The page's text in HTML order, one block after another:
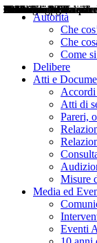
Autorità
Che
Che
Come
Delibere
Atti e
Accordi
Atti di
Pareri,
Misure
Media ed
Eventi
Delibere
Pareri
Consultazioni
Audizioni
Atti di Segnalazione
Accordi e Protocolli
Relazioni annuali
Misure di regolazione
Notizie
Comunicati Stampa
Bollettini ART
Convegni ART
Interviste del
Articoli in primo
Interventi del
2004
2005
2010
2013
2014
2015
2016
2017
2018
2019
202
2020
2021
2022
2023
2024
2025
2026
Aereo
Marittimo
Terrestre